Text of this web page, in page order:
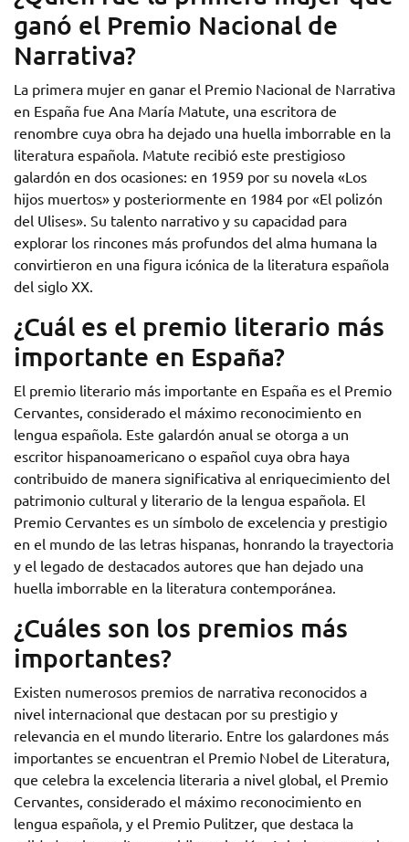
ganó el Premio Nacional de
Narrativa?
La primera mujer en ganar el Premio Nacional de Narrativa
en España fue Ana María Matute, una escritora de
renombre cuya obra ha dejado una huella imborrable en la
literatura española. Matute recibió este prestigioso
galardón en dos ocasiones: en 1959 por su novela «Los
hijos muertos» y posteriormente en 1984 por «El polizón
del Ulises». Su talento narrativo y su capacidad para
explorar los rincones más profundos del alma humana la
convirtieron en una figura icónica de la literatura española
del siglo XX.
¿Cuál es el premio literario más
importante en España?
El premio literario más importante en España es el Premio
Cervantes, considerado el máximo reconocimiento en
lengua española. Este galardón anual se otorga a un
escritor hispanoamericano o español cuya obra haya
contribuido de manera significativa al enriquecimiento del
patrimonio cultural y literario de la lengua española. El
Premio Cervantes es un símbolo de excelencia y prestigio
en el mundo de las letras hispanas, honrando la trayectoria
y el legado de destacados autores que han dejado una
huella imborrable en la literatura contemporánea.
¿Cuáles son los premios más
importantes?
Existen numerosos premios de narrativa reconocidos a
nivel internacional que destacan por su prestigio y
relevancia en el mundo literario. Entre los galardones más
importantes se encuentran el Premio Nobel de Literatura,
que celebra la excelencia literaria a nivel global, el Premio
Cervantes, considerado el máximo reconocimiento en
lengua española, y el Premio Pulitzer, que destaca la